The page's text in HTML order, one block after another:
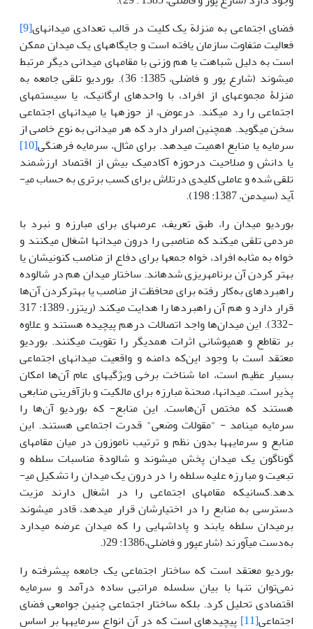
فضای اجتماعی به منزلة یک کلیت در قالب تعدادی میدان­های[9]
فعالیت متفاوت سازمان یافته است و جایگاه­های یک میدان ممکن
است به دلیل شباهت یا هم ­وزنی با مقام­های میدانی دیگر مرتبط
می­شوند (شارع پور و فاضلی، 1385: 36). بوردیو تلقی جامعه به
منزلۀ مجموعه­ای از افراد، با واحدهای ارگانیک، یا سیستم­های
اجتماعی را رد می­کند. در­عوض، از حوزه­ها یا میدان­های اجتماعی
سخن می­گوید. همچنین اصرار دارد که هر میدانی به نوع خاصی از
سرمایه یا منابع اهمیت می­دهد. برای مثال، سرمایه فرهنگی[10]
یا دانش و صلاحیت درحوزه آکادمیک بیش از اقتصاد ارزشمند
تلقی شده و عاملی کلیدی درتلاش برای کسب برتری به حساب می­
آید (سیدمن، 1387: 198).
بوردیو میدان را، طبق تعریف، عرصه­ای برای مبارزه و نبرد با
مردمی تلقی می­کند که مناصبی را درون میدان­ها اشغال می­کنند و
خواه به مثابه افراد، خواه جمع­ها برای دفاع از مناصب کنونی­شان یا
بهتر کردن آن برنامه­ریزی شده­اند. ساختار میدان هم در شالوده
راهبرد­های به‌کار رفته برای محافظت از مناصب یا بهتر­کردن آن‌ها
قرار دارد و هم آن راهبرد­ها را هدایت می­کند (ریتزر، 1389: 317
-332). این میدان­‌ها واجد اتصالات درهم پیچیده هستند و علاوه
بر تقاطع و هم­پوشانی اثرات همدیگر را تقویت می­کنند. بوردیو
معتقد است با وجود این‌که دامنه و واقعیت میدان­های اجتماعی
بسیار عظیم است، اما شناخت برخی ویژگی­های عام آن‌ها امکان
پذیر است. میدان­ها، صحنة مبارزه برای مالکیت و باز­آفرینی منابعی
هستند که مختص آن‌هاست. این منابع- که بوردیو آن‌ها را
سرمایه می­نامد - "مقولات وضعی" قدرت اجتماعی هستند. این
منابع و سرمایه­ها بدون نظم و ترتیب ناموزون در میان مقام­های
گوناگون یک میدان پخش می­شوند و شالودة مناسبات سلطه و
تبعیت و مبارزه علیه سلطه را در درون یک میدان را تشکیل می­
دهد.کسانی­که مقام­های اجتماعی را­ در اشغال دارند مزیت
دسترسی به منابع را در اختیارشان قرار می­دهد، قادر می­شوند
برمیدان سلطه یابند و پاداش­هایی را که میدان عرضه می­دارد
به‌دست­ می­آورند (شارع­پور و فاضلی،1386: 29(.
بوردیو معتقد است که ساختار اجتماعی یک جامعه پیشرفته را
نمی‌توان تنها با بیان سلسله مراتبی ساده درآمد و سرمایه
اقتصادی تحلیل کرد. بلکه ساختار اجتماعی چنین جوامعی فضای
اجتماعی[11]
پیچیده­ای است که در آن انواع سرمایه­ها بر اساس